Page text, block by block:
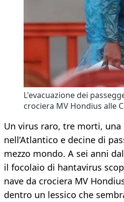
L'evacuazione dei
crociera MV Hondius alle
Un virus raro, tre morti, una
nell’Atlantico e decine di
mezzo mondo. A sei anni
il focolaio di hantavirus
nave da crociera MV
dentro un lessico che